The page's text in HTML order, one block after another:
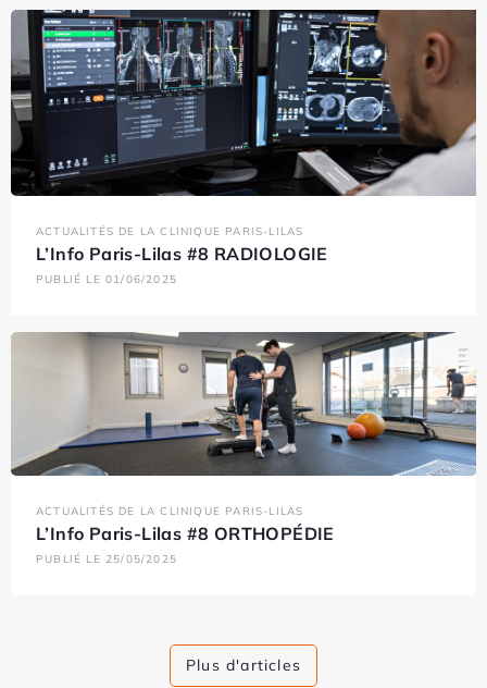
ACTUALITÉS DE LA CLINIQUE PARIS-LILAS
L’Info Paris-Lilas #8 RADIOLOGIE
PUBLIÉ LE 01/06/2025
ACTUALITÉS DE LA CLINIQUE PARIS-LILAS
L’Info Paris-Lilas #8 ORTHOPÉDIE
PUBLIÉ LE 25/05/2025
Plus d'articles